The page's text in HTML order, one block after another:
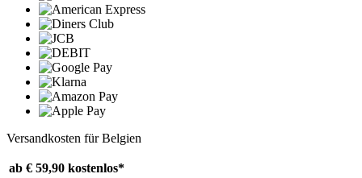
Versandkosten für Belgien
ab € 59,90 kostenlos*